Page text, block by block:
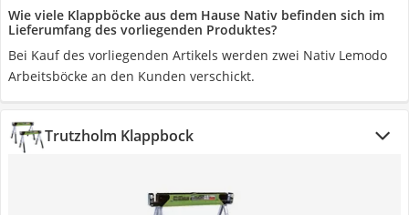
Wie viele Klappböcke aus dem Hause Nativ befinden sich im
Lieferumfang des vorliegenden Produktes?
Bei Kauf des vorliegenden Artikels werden zwei Nativ Lemodo
Arbeitsböcke an den Kunden verschickt.
Trutzholm Klappbock